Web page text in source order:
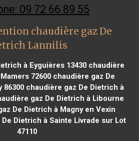
09 72 66 89 55
chaudière gaz De
Lannilis
à Eyguières 13430chaudière
72600 chaudière gaz De
86300chaudière gaz De Dietrich à
gaz De Dietrich à Libourne
De Dietrich à Magny en Vexin
Dietrich à Sainte Livrade sur Lot
47110